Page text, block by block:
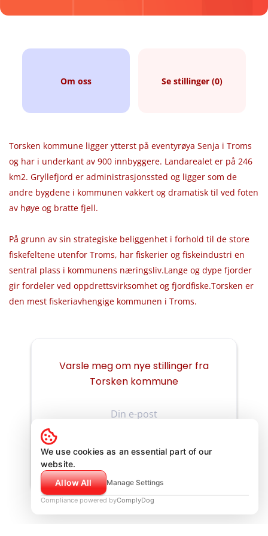
Om oss Se stillinger (0)
Torsken kommune ligger ytterst på eventyrøya Senja i Troms
og har i underkant av 900 innbyggere. Landarealet er på 246
km2. Gryllefjord er administrasjonssted og ligger som de
andre bygdene i kommunen vakkert og dramatisk til ved foten
av høye og bratte fjell.
På grunn av sin strategiske beliggenhet i forhold til de store
fiskefeltene utenfor Troms, har fiskerier og fiskeindustri en
sentral plass i kommunens næringsliv.Lange og dype fjorder
gir fordeler ved oppdrettsvirksomhet og fjordfiske.Torsken er
den mest fiskeriavhengige kommunen i Troms.
Varsle meg om nye stillinger fra
Torsken kommune
We use cookies as an essential part of our
website.
Allow All
Manage Settings
Compliance powered byComplyDog